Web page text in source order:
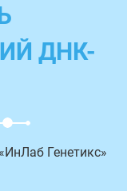
ДНК-
Генетикс»